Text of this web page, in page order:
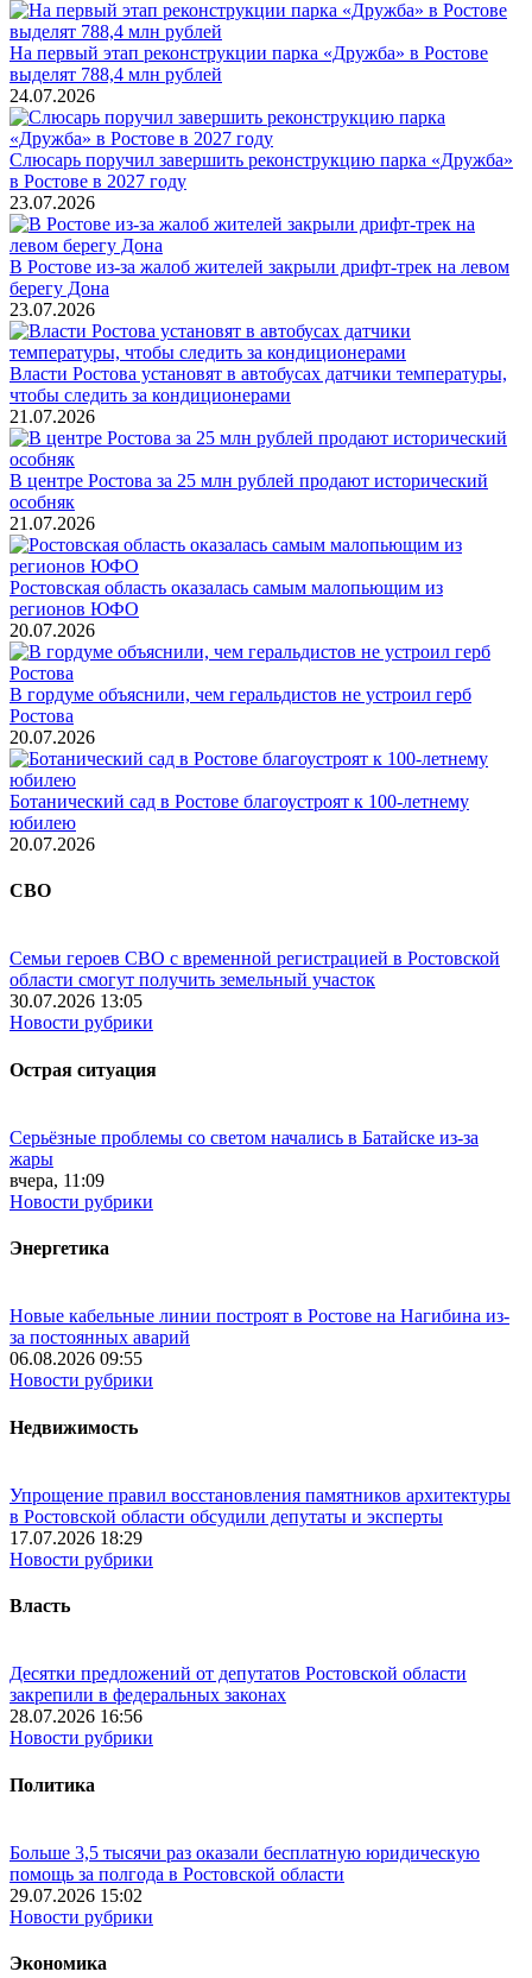
На первый этап реконструкции парка «Дружба» в Ростове
выделят 788,4 млн рублей
24.07.2026
Слюсарь поручил завершить реконструкцию парка «Дружба»
в Ростове в 2027 году
23.07.2026
В Ростове из-за жалоб жителей закрыли дрифт-трек на левом
берегу Дона
23.07.2026
Власти Ростова установят в автобусах датчики температуры,
чтобы следить за кондиционерами
21.07.2026
В центре Ростова за 25 млн рублей продают исторический
особняк
21.07.2026
Ростовская область оказалась самым малопьющим из
регионов ЮФО
20.07.2026
В гордуме объяснили, чем геральдистов не устроил герб
Ростова
20.07.2026
Ботанический сад в Ростове благоустроят к 100-летнему
юбилею
20.07.2026
СВО
Семьи героев СВО с временной регистрацией в Ростовской
области смогут получить земельный участок
30.07.2026 13:05
Новости рубрики
Острая ситуация
Серьёзные проблемы со светом начались в Батайске из-за
жары
вчера, 11:09
Новости рубрики
Энергетика
Новые кабельные линии построят в Ростове на Нагибина из-
за постоянных аварий
06.08.2026 09:55
Новости рубрики
Недвижимость
Упрощение правил восстановления памятников архитектуры
в Ростовской области обсудили депутаты и эксперты
17.07.2026 18:29
Новости рубрики
Власть
Десятки предложений от депутатов Ростовской области
закрепили в федеральных законах
28.07.2026 16:56
Новости рубрики
Политика
Больше 3,5 тысячи раз оказали бесплатную юридическую
помощь за полгода в Ростовской области
29.07.2026 15:02
Новости рубрики
Экономика